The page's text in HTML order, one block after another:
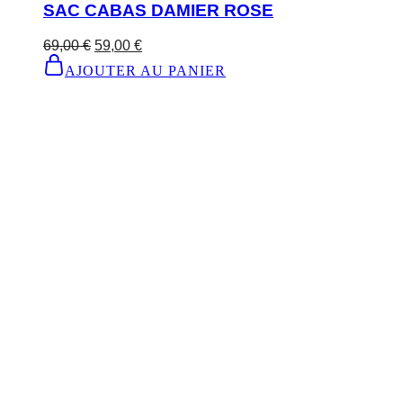
SAC CABAS DAMIER ROSE
69,00€ 59,00 €
AJOUTER AU PANIER